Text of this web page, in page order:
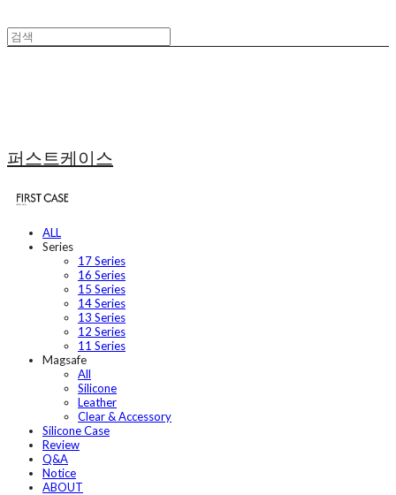
퍼스트케이스
ALL
Series
17 Series
16 Series
15 Series
14 Series
13 Series
12 Series
11 Series
Magsafe
All
Silicone
Leather
Clear & Accessory
Silicone Case
Review
Q&A
Notice
ABOUT